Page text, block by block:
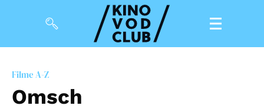
Magazin
Filme A-Z
Omsch